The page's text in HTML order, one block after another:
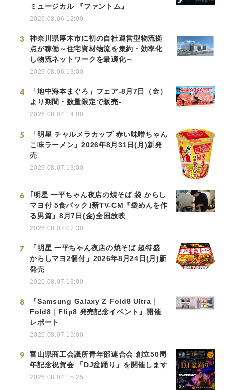
ミュージカル 『ファントム』
2026.08.06 12:00
3
神奈川県厚木市に初の自社運営型物流拠
点が稼働～住宅資材物流を集約・効率化
し物流ネットワークを最適化～
2026.08.06 13:00
4
「地中海本まぐろ」フェア-8月7日（金）
より期間・数量限定で販売-
2026.08.04 14:00
5
「明星 チャルメラカップ 赤い味噌ちゃん
こ味ラーメン」2026年8月31日(月)新発
売
2026.08.07 13:00
6
｢明星 一平ちゃん夜店の焼そば 袋 からし
マヨ付 5食パック｣新TV-CM『袋めんを作
る男篇』8月7日(金)全国放映
2026.08.07 07:30
7
「明星 一平ちゃん夜店の焼そば 超特盛
からしマヨ2個付」2026年8月24日(月)新
発売
2026.08.07 13:00
8
『Samsung Galaxy Z Fold8 Ultra｜
Fold8｜Flip8 発売記念イベント』開催
レポート
2026.08.07 15:00
9
富山県商工会議所青年部連合会 創立50周
年記念祝賀会 「DJ盆踊り」を開催します
2026.08.04 15:25